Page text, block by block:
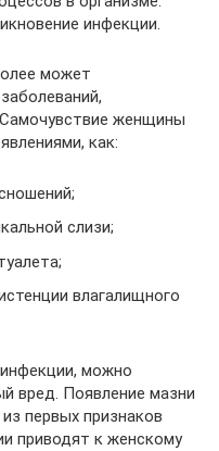
инфекции.
может
женщины
как:
слизи;
влагалищного
можно
вред. Появление мазни
первых признаков
приводят к женскому